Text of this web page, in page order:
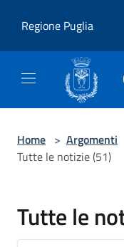
Regione Puglia
Home > Argomenti
Tutte le notizie (51)
Tutte le